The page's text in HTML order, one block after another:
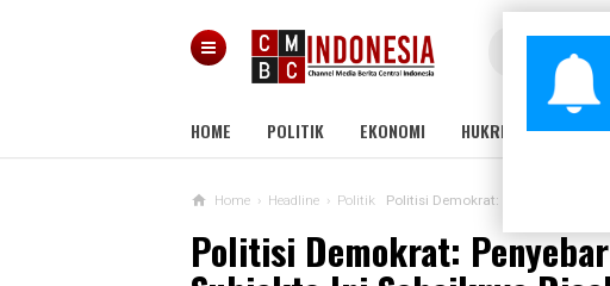
HOME POLITIK EKONOMI HUKRIM
Home › Headline › Politik Politisi Demokrat: Penyebar Hoax
Politisi Demokrat: